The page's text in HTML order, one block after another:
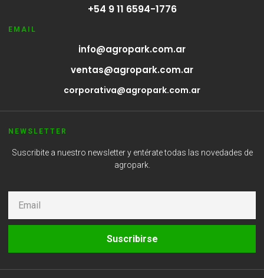
+54 9 11 6594-1776
EMAIL
info@agropark.com.ar
ventas@agropark.com.ar
corporativa@agropark.com.ar
NEWSLETTER
Suscribite a nuestro newsletter y entérate todas las novedades de
agropark.
Suscribirse